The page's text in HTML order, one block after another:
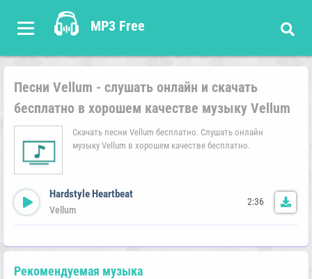
MP3 Free
Песни Vellum - слушать онлайн и скачать
бесплатно в хорошем качестве музыку Vellum
Скачать песни Vellum бесплатно. Слушать онлайн
музыку Vellum в хорошем качестве бесплатно.
Hardstyle Heartbeat
Vellum
2:36
Рекомендуемая музыка